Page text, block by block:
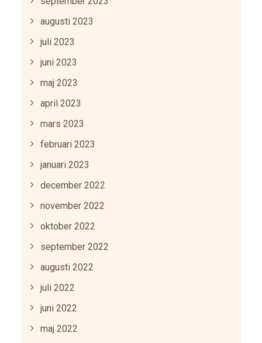
augusti 2023
juli 2023
juni 2023
maj 2023
april 2023
mars 2023
februari 2023
januari 2023
december 2022
november 2022
oktober 2022
september 2022
augusti 2022
juli 2022
juni 2022
maj 2022